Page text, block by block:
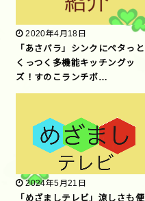
2020年4月18日
「あさパラ」シンクにペタっと
くっつく多機能キッチングッ
ズ！すのこランチボ…
2024年5月21日
「めざましテレビ」涼しさも便